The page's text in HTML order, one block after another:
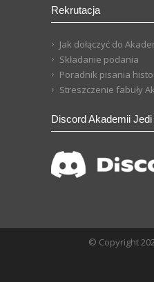
Rekrutacja
Jak dołączyć do
Składanie podania
Poradnik pisania
Streszczenie fabuły
Discord Akademii Jedi
© Copyright